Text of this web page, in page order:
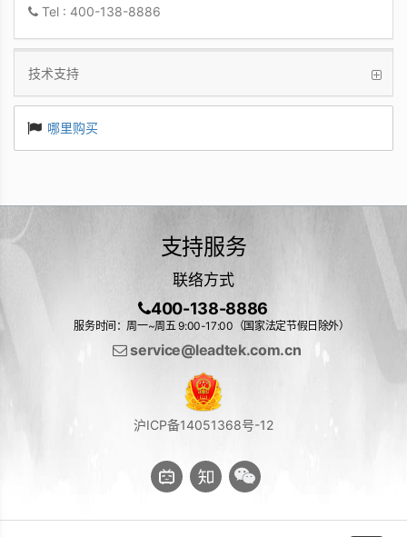
Tel : 400-138-8886
技术支持
哪里购买
支持服务
联络方式
400-138-8886
服务时间：周一~周五 9:00-17:00（国家法定节假日除外）
service@leadtek.com.cn
沪ICP备14051368号-12